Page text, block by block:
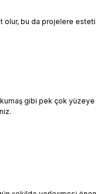
bu da projelere
kumaş gibi pek çok